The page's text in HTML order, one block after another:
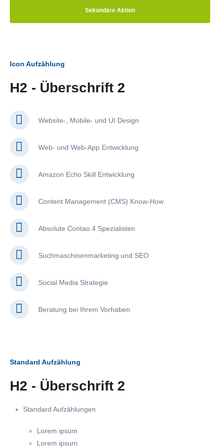
Sekundäre Aktion
Icon Aufzählung
H2 - Überschrift 2
Website-, Mobile- und UI Design
Web- und Web-App Entwicklung
Amazon Echo Skill Entwicklung
Content Management (CMS) Know-How
Absolute Contao 4 Spezialisten
Suchmaschinenmarketing und SEO
Social Media Strategie
Beratung bei Ihrem Vorhaben
Standard Aufzählung
H2 - Überschrift 2
Standard Aufzählungen
Lorem ipsum
Lorem ipsum